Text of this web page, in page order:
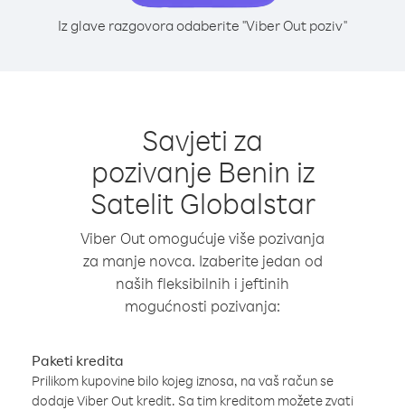
Iz glave razgovora odaberite "Viber Out poziv"
Savjeti za
pozivanje Benin iz
Satelit Globalstar
Viber Out omogućuje više pozivanja
za manje novca. Izaberite jedan od
naših fleksibilnih i jeftinih
mogućnosti pozivanja:
Paketi kredita
Prilikom kupovine bilo kojeg iznosa, na vaš račun se
dodaje Viber Out kredit. Sa tim kreditom možete zvati